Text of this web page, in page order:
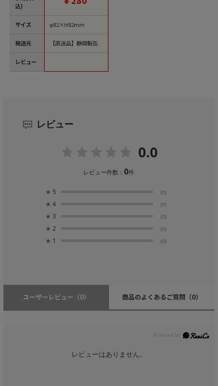
込)
サイズ
発送元
レビュー
φ82×H82mm
【直送品】静岡製缶
レビュー
0.0
レビュー件数：0件
★ 5 (0)
★ 4 (0)
★ 3 (0)
★ 2 (0)
★ 1 (0)
ユーザーレビュー （0） 商品のよくあるご質問 （0）
レビューはありません。